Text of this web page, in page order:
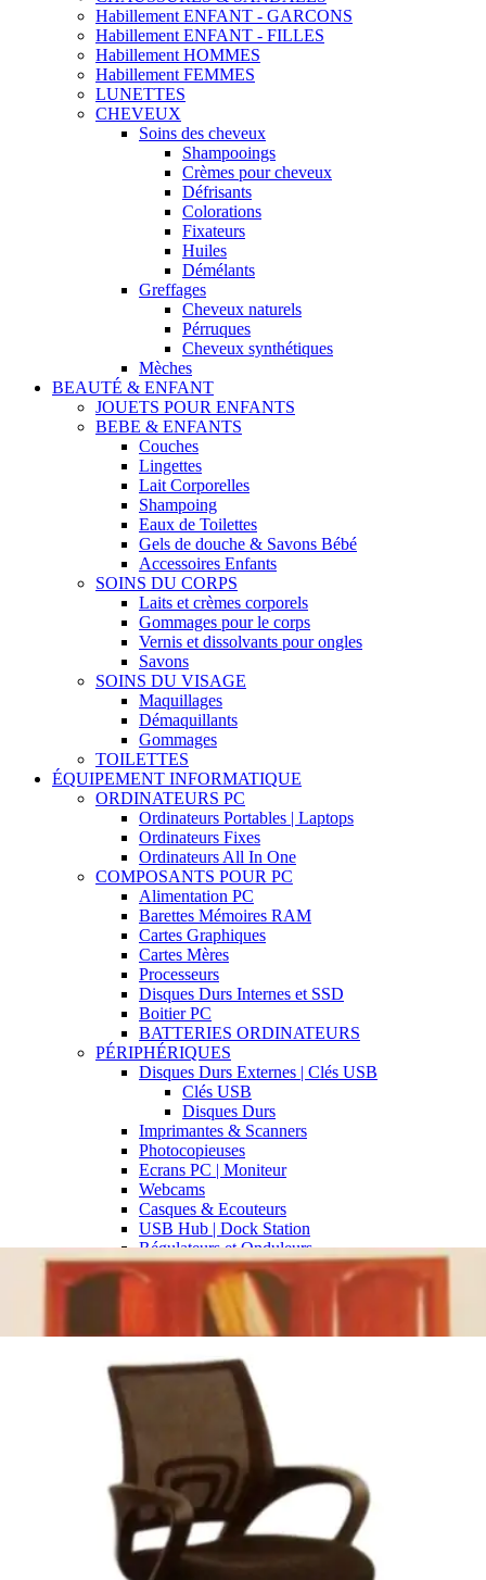
Habillement ENFANT - GARCONS
Habillement ENFANT - FILLES
Habillement HOMMES
Habillement FEMMES
LUNETTES
CHEVEUX
Soins des cheveux
Shampooings
Crèmes pour cheveux
Défrisants
Colorations
Fixateurs
Huiles
Démélants
Greffages
Cheveux naturels
Pérruques
Cheveux synthétiques
Mèches
BEAUTÉ & ENFANT
JOUETS POUR ENFANTS
BEBE & ENFANTS
Couches
Lingettes
Lait Corporelles
Shampoing
Eaux de Toilettes
Gels de douche & Savons Bébé
Accessoires Enfants
SOINS DU CORPS
Laits et crèmes corporels
Gommages pour le corps
Vernis et dissolvants pour ongles
Savons
SOINS DU VISAGE
Maquillages
Démaquillants
Gommages
TOILETTES
ÉQUIPEMENT INFORMATIQUE
ORDINATEURS PC
Ordinateurs Portables | Laptops
Ordinateurs Fixes
Ordinateurs All In One
COMPOSANTS POUR PC
Alimentation PC
Barettes Mémoires RAM
Cartes Graphiques
Cartes Mères
Processeurs
Disques Durs Internes et SSD
Boitier PC
BATTERIES ORDINATEURS
PÉRIPHÉRIQUES
Disques Durs Externes | Clés USB
Clés USB
Disques Durs
Imprimantes & Scanners
Photocopieuses
Ecrans PC | Moniteur
Webcams
Casques & Ecouteurs
USB Hub | Dock Station
Régulateurs et Onduleurs
Hauts Parleurs | Baffles | Speackers
Claviers | Souris Ordinateur
Consommables et Cartouches imprimantes
Cartouches Imprimantes & Toners
CANON
EPSON
LEXMARK
SAMSUNG
XEROX
DELL
Fournitures de bureau
Rames de papier
CDs & DVDs vierges